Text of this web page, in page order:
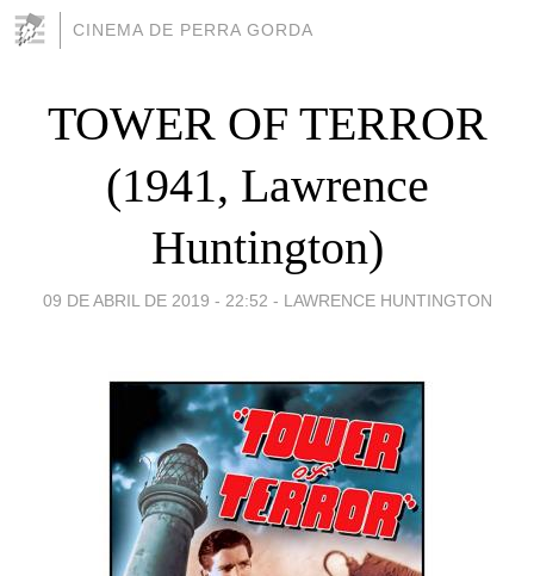
CINEMA DE PERRA GORDA
TOWER OF TERROR
(1941, Lawrence
Huntington)
09 DE ABRIL DE 2019 - 22:52 - LAWRENCE HUNTINGTON